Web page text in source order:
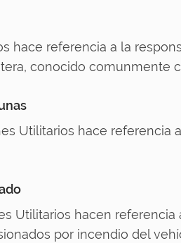
hace referencia a la
conocido comunmente
Utilitarios hace referencia
Utilitarios hacen referencia
por incendio del